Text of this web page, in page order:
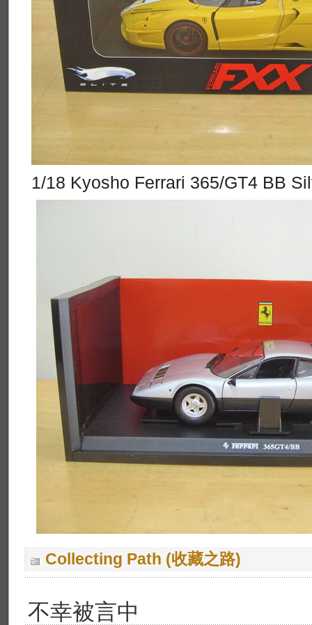
1/18 Kyosho Ferrari 365/GT4 BB
Collecting Path (收藏之路)
不幸被言中